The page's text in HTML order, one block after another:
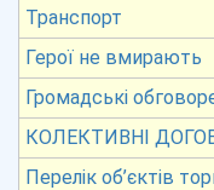
Транспорт
Герої не вмирають
Громадські
КОЛЕКТИВНІ
Перелік об’єктів